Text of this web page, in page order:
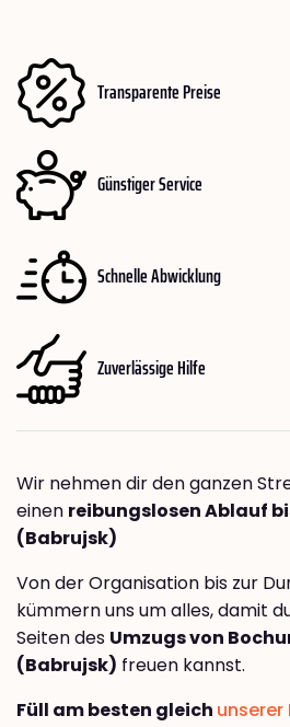
Transparente Preise
Günstiger Service
Schnelle Abwicklung
Zuverlässige Hilfe
Wir nehmen dir den ganzen
einen reibungslosen Ablauf
(Babrujsk)
Von der Organisation bis zur
kümmern uns um alles, damit
Seiten des Umzugs von
(Babrujsk) freuen kannst.
Füll am besten gleich unserer